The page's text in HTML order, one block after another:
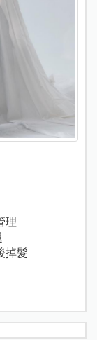
理
掉髮